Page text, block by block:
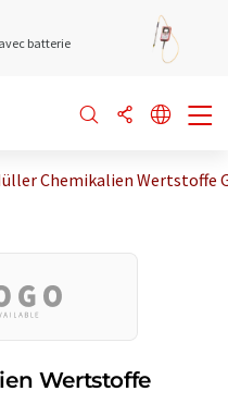
batterie
Chemikalien Wertstoffe
Wertstoffe